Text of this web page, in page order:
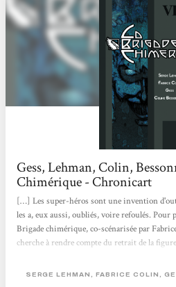
Gess, Lehman, Colin,
Chimérique - Chronicart
[…] Les super-héros sont une invention
les a, eux aussi, oubliés, voire refoulés. Pour
Brigade chimérique, co-scénarisée par
cherche à rendre compte du retrait de la
d'exception, aucun « homme truqué » pour
SERGE LEHMAN, FABRICE COLIN,